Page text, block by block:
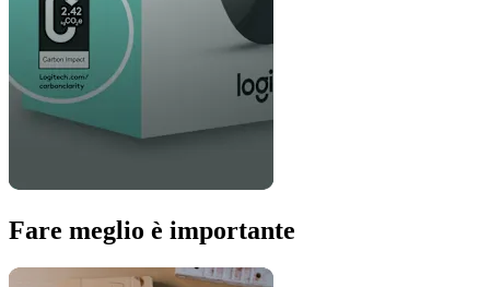
Fare meglio è importante